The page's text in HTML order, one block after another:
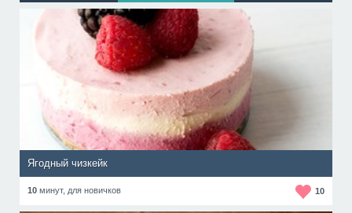
Ягодный чизкейк
10 минут, для новичков 10